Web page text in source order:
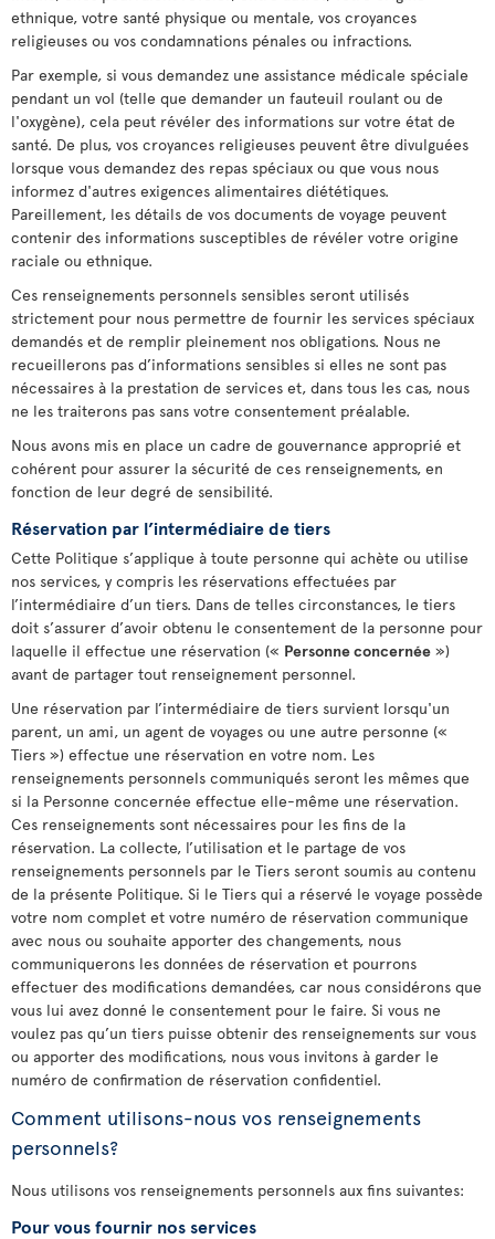
ethnique, votre santé physique ou mentale, vos croyances
religieuses ou vos condamnations pénales ou infractions.
Par exemple, si vous demandez une assistance médicale spéciale
pendant un vol (telle que demander un fauteuil roulant ou de
l'oxygène), cela peut révéler des informations sur votre état de
santé. De plus, vos croyances religieuses peuvent être divulguées
lorsque vous demandez des repas spéciaux ou que vous nous
informez d'autres exigences alimentaires diététiques.
Pareillement, les détails de vos documents de voyage peuvent
contenir des informations susceptibles de révéler votre origine
raciale ou ethnique.
Ces renseignements personnels sensibles seront utilisés
strictement pour nous permettre de fournir les services spéciaux
demandés et de remplir pleinement nos obligations. Nous ne
recueillerons pas d’informations sensibles si elles ne sont pas
nécessaires à la prestation de services et, dans tous les cas, nous
ne les traiterons pas sans votre consentement préalable.
Nous avons mis en place un cadre de gouvernance approprié et
cohérent pour assurer la sécurité de ces renseignements, en
fonction de leur degré de sensibilité.
Réservation par l’intermédiaire de tiers
Cette Politique s’applique à toute personne qui achète ou utilise
nos services, y compris les réservations effectuées par
l’intermédiaire d’un tiers. Dans de telles circonstances, le tiers
doit s’assurer d’avoir obtenu le consentement de la personne pour
laquelle il effectue une réservation (« Personne concernée »)
avant de partager tout renseignement personnel.
Une réservation par l’intermédiaire de tiers survient lorsqu'un
parent, un ami, un agent de voyages ou une autre personne («
Tiers ») effectue une réservation en votre nom. Les
renseignements personnels communiqués seront les mêmes que
si la Personne concernée effectue elle-même une réservation.
Ces renseignements sont nécessaires pour les fins de la
réservation. La collecte, l’utilisation et le partage de vos
renseignements personnels par le Tiers seront soumis au contenu
de la présente Politique. Si le Tiers qui a réservé le voyage possède
votre nom complet et votre numéro de réservation communique
avec nous ou souhaite apporter des changements, nous
communiquerons les données de réservation et pourrons
effectuer des modifications demandées, car nous considérons que
vous lui avez donné le consentement pour le faire. Si vous ne
voulez pas qu’un tiers puisse obtenir des renseignements sur vous
ou apporter des modifications, nous vous invitons à garder le
numéro de confirmation de réservation confidentiel.
Comment utilisons-nous vos renseignements
personnels?
Nous utilisons vos renseignements personnels aux fins suivantes:
Pour vous fournir nos services